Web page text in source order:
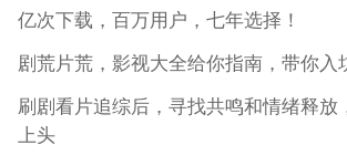
亿次下载，百万用户，七年选择！
剧荒片荒，影视大全给你指南，带你入
刷剧看片追综后，寻找共鸣和情绪释放
上头